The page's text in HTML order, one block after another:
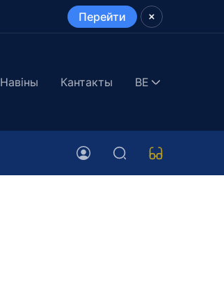
Перейти
Навіны Кантакты BE